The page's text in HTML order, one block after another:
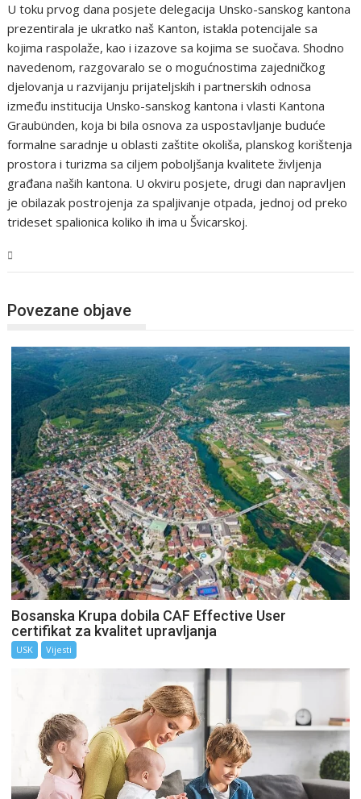
U toku prvog dana posjete delegacija Unsko-sanskog kantona
prezentirala je ukratko naš Kanton, istakla potencijale sa
kojima raspolaže, kao i izazove sa kojima se suočava. Shodno
navedenom, razgovaralo se o mogućnostima zajedničkog
djelovanja u razvijanju prijateljskih i partnerskih odnosa
između institucija Unsko-sanskog kantona i vlasti Kantona
Graubünden, koja bi bila osnova za uspostavljanje buduće
formalne saradnje u oblasti zaštite okoliša, planskog korištenja
prostora i turizma sa ciljem poboljšanja kvalitete življenja
građana naših kantona. U okviru posjete, drugi dan napravljen
je obilazak postrojenja za spaljivanje otpada, jednoj od preko
trideset spalionica koliko ih ima u Švicarskoj.
Povezane objave
Bosanska Krupa dobila CAF Effective User
certifikat za kvalitet upravljanja
USK Vijesti